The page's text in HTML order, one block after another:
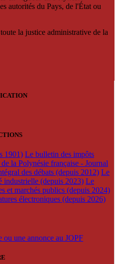
autorités du Pays, de l'État ou
la justice administrative de la
1901) Le bulletin des impôts
la Polynésie française - Journal
des débats (depuis 2012) Le
industrielle (depuis 2023) Le
et marchés publics (depuis 2024)
électroniques (depuis 2026)
une annonce au JOPF